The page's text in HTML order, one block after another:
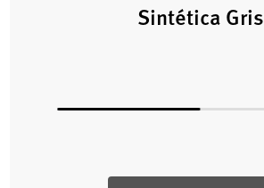
Sintética Gris